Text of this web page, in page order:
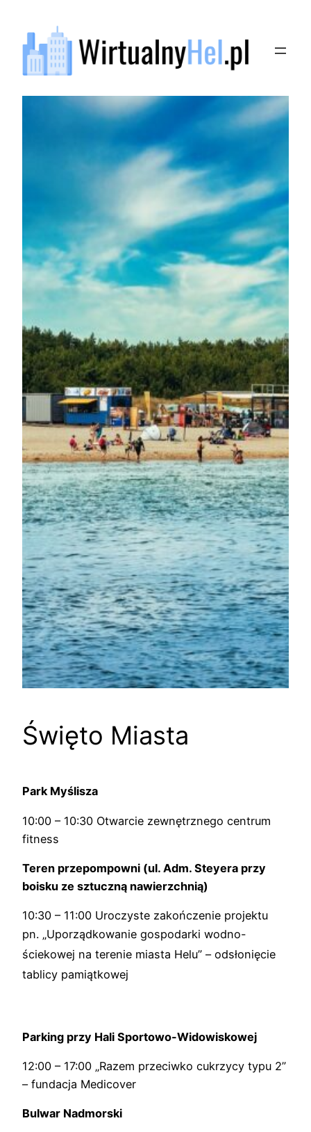
treści
Święto Miasta
Park Myślisza
10:00 – 10:30 Otwarcie zewnętrznego centrum
fitness
Teren przepompowni (ul. Adm. Steyera przy
boisku ze sztuczną nawierzchnią)
10:30 – 11:00 Uroczyste zakończenie projektu
pn. „Uporządkowanie gospodarki wodno-
ściekowej na terenie miasta Helu” – odsłonięcie
tablicy pamiątkowej
Parking przy Hali Sportowo-Widowiskowej
12:00 – 17:00 „Razem przeciwko cukrzycy typu 2”
– fundacja Medicover
Bulwar Nadmorski